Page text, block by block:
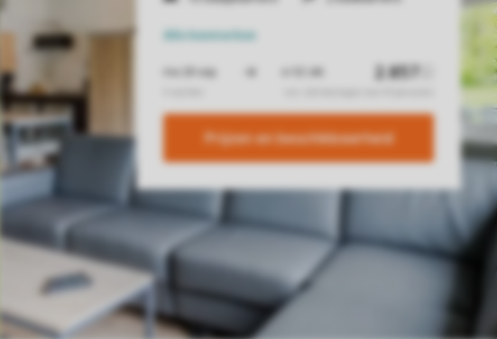
Alle kenmerken
Prijzen en beschikbaarheid